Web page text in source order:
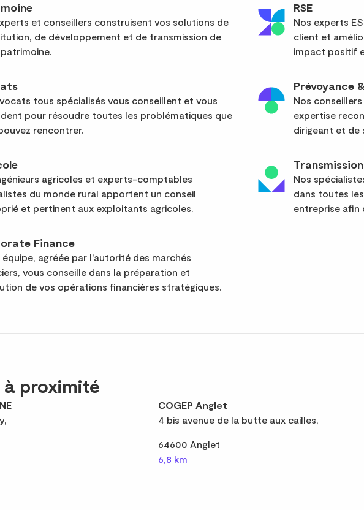
et conseillers construisent vos solutions de
de développement et de transmission de
RSE
Nos experts
client et
impact positif
tous spécialisés vous conseillent et vous
pour résoudre toutes les problématiques que
rencontrer.
Prévoyance
Nos
expertise
dirigeant et de
agricoles et experts-comptables
du monde rural apportent un conseil
et pertinent aux exploitants agricoles.
Transmission
Nos
dans toutes
entreprise afin
Finance
agréée par l'autorité des marchés
vous conseille dans la préparation et
de vos opérations financières stratégiques.
à proximité
COGEP Anglet
4 bis avenue de la butte aux cailles,
64600 Anglet
6,8 km